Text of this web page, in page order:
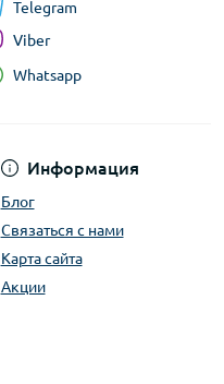
Информация
Блог
Связаться с нами
Карта сайта
Акции
Telegram
Viber
Whatsapp